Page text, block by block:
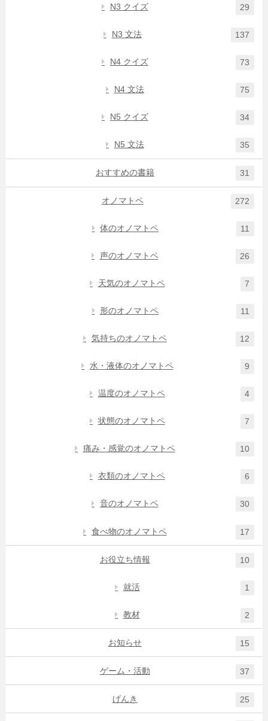
N3 クイズ 29
N3 文法 137
N4 クイズ 73
N4 文法 75
N5 クイズ 34
N5 文法 35
おすすめの書籍 31
オノマトペ 272
体のオノマトペ 11
声のオノマトペ 26
天気のオノマトペ 7
形のオノマトペ 11
気持ちのオノマトペ 12
水・液体のオノマトペ 9
温度のオノマトペ 4
状態のオノマトペ 7
痛み・感覚のオノマトペ 10
衣類のオノマトペ 6
音のオノマトペ 30
食べ物のオノマトペ 17
お役立ち情報 10
就活 1
教材 2
お知らせ 15
ゲーム・活動 37
げんき 25